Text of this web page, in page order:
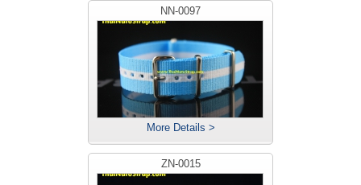
NN-0097
More Details >
ZN-0015